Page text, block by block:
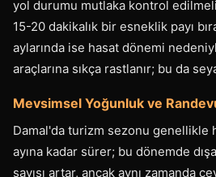
yol durumu mutlaka kontrol
15-20 dakikalık bir esneklik payı
aylarında ise hasat dönemi
araçlarına sıkça rastlanır; bu da
Mevsimsel Yoğunluk ve
Damal'da turizm sezonu genellikle
ayına kadar sürer; bu dönemde
sayısı artar, ancak aynı zamanda